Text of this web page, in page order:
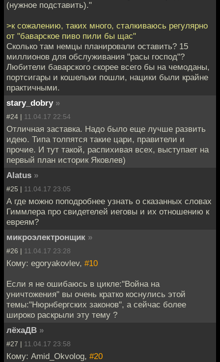
(нужное подставить)."
>к сожалению, таких много, сталкиваюсь регулярно
от "баварское пиво пили бы щас"
Сколько там немцы планировали оставить? 15
миллионов для обслуживания "расы господ"?
Любители баварского скорее всего бы на чемоданы,
портсигары и кошельки пошли, нацики были крайне
практичными.
stary_dobry »
#24 | 11.04.17 22:54
Отличная заставка. Надо было еще лучше развить
идею. Типа толпятся такие цари, правители и
прочие. И тут такой, распихивая всех, выступает на
первый план историк Яковлев)
Alatus »
#25 | 11.04.17 23:05
А где можно поподробнее узнать о сказанных словах
Гиммлера про свидетелей иеговы и их отношению к
евреям?
микроэлектронщик »
#26 | 11.04.17 23:28
Кому: egoryakovlev, #10
Если я не ошибаюсь в цикле:"Война на
уничтожения" вы очень кратко коснулись этой
темы:"Нюрнбергских законов", а сейчас более
широко раскрыли эту тему ?
лёхаДВ »
#27 | 11.04.17 23:58
Кому: Amid_Okvolog, #20